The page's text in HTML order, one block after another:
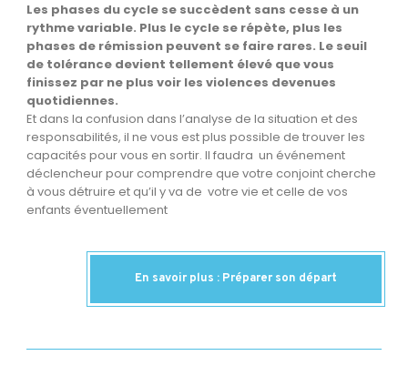
Les phases du cycle se succèdent sans cesse à un
rythme variable. Plus le cycle se répète, plus les
phases de rémission peuvent se faire rares. Le seuil
de tolérance devient tellement élevé que vous
finissez par ne plus voir les violences devenues
quotidiennes.
Et dans la confusion dans l’analyse de la situation et des
responsabilités, il ne vous est plus possible de trouver les
capacités pour vous en sortir. Il faudra un événement
déclencheur pour comprendre que votre conjoint cherche
à vous détruire et qu’il y va de votre vie et celle de vos
enfants éventuellement
En savoir plus : Préparer son départ